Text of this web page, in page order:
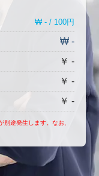
₩ - / 100円
₩ -
￥ -
￥ -
￥ -
途発生します。なお、